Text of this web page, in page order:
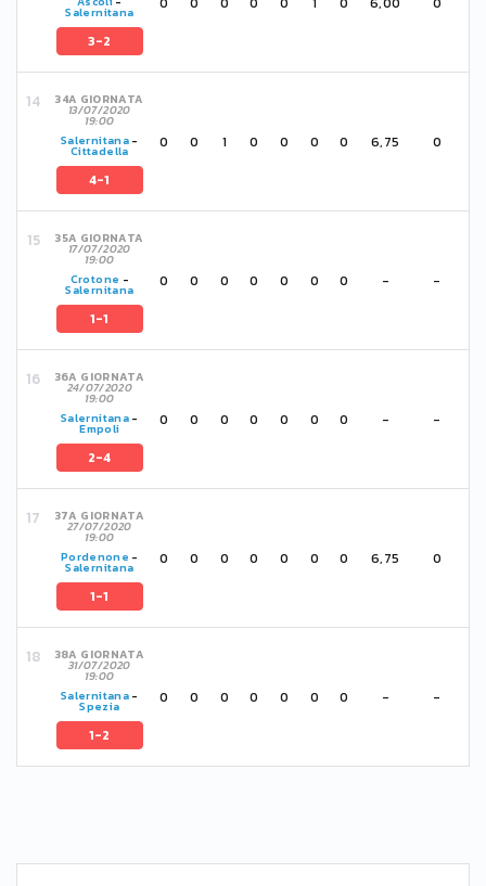
Salernitana
3-2
34A GIORNATA
13/07/2020
19:00
Salernitana-
Cittadella
4-1
0 0 1 0 0 0 0 6,75 0
35A GIORNATA
17/07/2020
19:00
Crotone -
Salernitana
1-1
0 0 0 0 0 0 0 - -
36A GIORNATA
24/07/2020
19:00
Salernitana-
Empoli
2-4
0 0 0 0 0 0 0 - -
37A GIORNATA
27/07/2020
19:00
Pordenone -
Salernitana
1-1
0 0 0 0 0 0 0 6,75 0
38A GIORNATA
31/07/2020
19:00
Salernitana-
Spezia
1-2
0 0 0 0 0 0 0 - -